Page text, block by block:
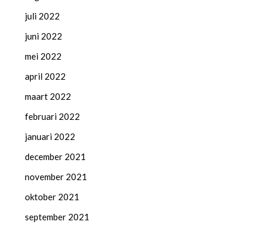
juli 2022
juni 2022
mei 2022
april 2022
maart 2022
februari 2022
januari 2022
december 2021
november 2021
oktober 2021
september 2021